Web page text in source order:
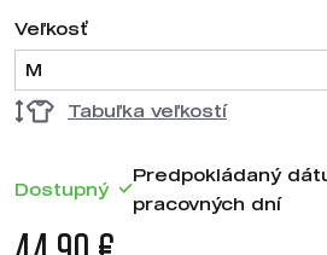
Veľkosť
M
Tabuľka veľkostí
Dostupný
Predpokládaný
pracovných dní